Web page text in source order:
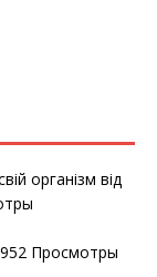
організм від
Просмотры